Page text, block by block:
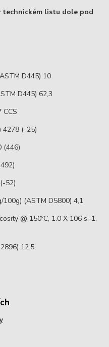
technickém listu dole pod
D445) 10
D445) 62,3
4278 (-25)
(446)
52)
(ASTM D5800) 4,1
@ 150ºC, 1.0 X 106 s.-1,
12.5